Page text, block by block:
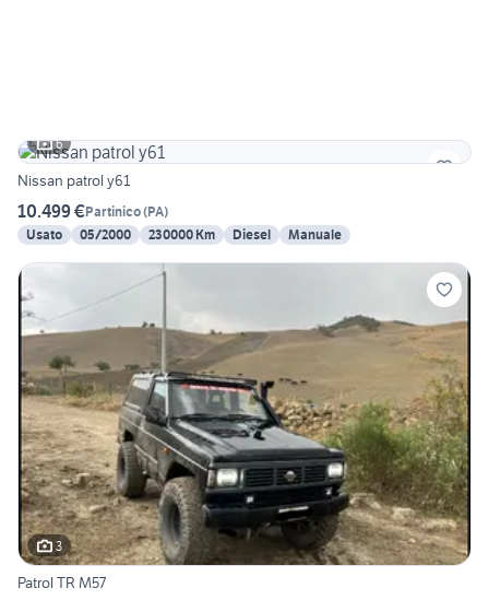
6
Nissan patrol y61
10.499 €Partinico(PA)
Usato
05/2000 230000 Km Diesel Manuale
3
Patrol TR M57